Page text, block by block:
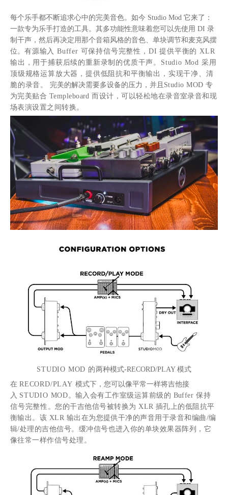
每个乐手都不断追求心中的完美音色。如今 Studio Mod 它来了：
一款专为乐手打造的工具。其多功能性意味着您可以先使用 DI 录
制干声，然后再决定用那个音箱风格的音色、单块调节和麦克风摆
位。 有源输入
Buffer 可保持信号完整性，DI 提供平衡的 XLR
输出，用于捕获后续的重新录制的优质干声。Studio Mod 采用
顶级规格运算放大器，提供低阻抗和平衡输出，实现干净、清
脆的录音。
完美的解决需要多设备的压力，并且 Studio MOD 专
为完美贴合 Templeboard 而设计，可以轻松地在录音室录音和现
场表演设置之间转换。
STUDIO MOD 的 两种模式-RECORD/PLAY 模式
在 RECORD/PLAY 模式下，您可以像平常一样将吉他接
入 STUDIO MOD 。 输入会有工作室级运算前级的 Buffer 保持
信号完整性 。您的干吉他信号被转换为 XLR 插孔上的低阻抗平
衡输出。该 XLR 输出在为您提供干净的声音用于录音和编曲/编
辑/处理的吉他信号。缓冲信号也进入你的单块效果器阵列，它
像往常一样作信号处理。